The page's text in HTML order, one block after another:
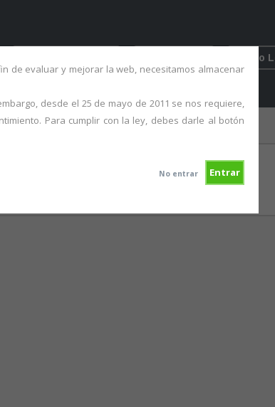
de evaluar y mejorar la web, necesitamos almacenar
desde el 25 de mayo de 2011 se nos requiere,
Para cumplir con la ley, debes darle al botón
Entrar
No entrar
Aviso